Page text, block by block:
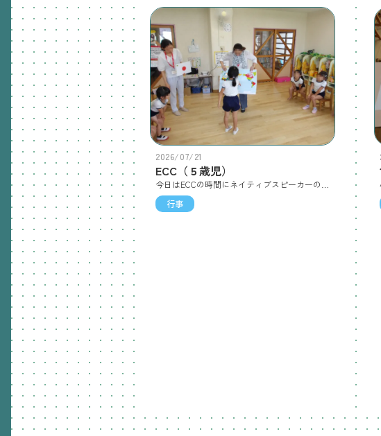
2026/07/21
ECC（５歳児）
今日はECCの時間にネイティブスピーカーのキャシー先生がやってきました♪最初はキャシー先生の自己紹介から始まり、子どもたちも「ウェアアーユーフロム？」と出身地を聞いていました！「日本はどこかな？」と地図で探しています♪「ドゥーユーライクウォーターメロン？」と先生に聞かれ、「イエスアイドゥー！」と答える子どもたち☆「フラミンゴ！」「イーグル！」と動物たちのマネをしています♪英語の絵本も真剣に聞いています☆またキャシー先生が遊びに来てくれるときまで英語をいっぱい話せるようになろうね♪
行事